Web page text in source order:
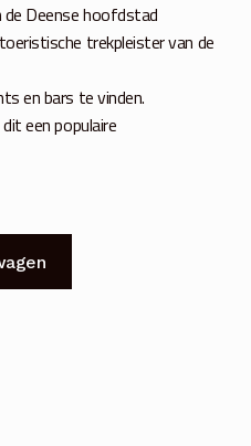
de Deense hoofdstad
trekpleister van de
en bars te vinden.
een populaire